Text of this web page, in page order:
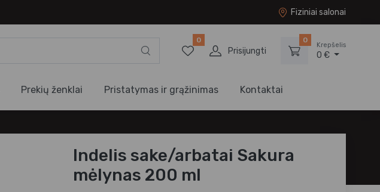
Fiziniai salonai
0
Prisijungti
0
Krepšelis
0 €
Prekių ženklai Pristatymas ir grąžinimas Kontaktai
Indelis sake/arbatai Sakura
mėlynas 200 ml